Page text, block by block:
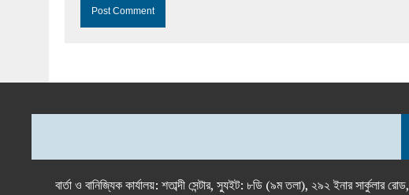
বার্তা ও বানিজ্যিক কার্যালয়: শতাব্দী সেন্টার, স্যুইট: ৮ডি (৯ম তলা), ২৯২